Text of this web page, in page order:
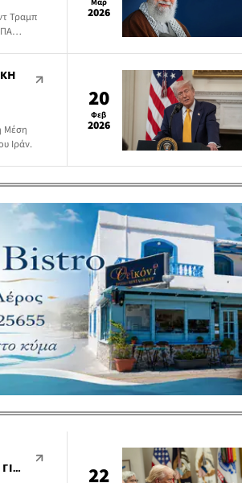
Τραμπ
2026
Μέση
Ιράν.
20
Φεβ
2026
22